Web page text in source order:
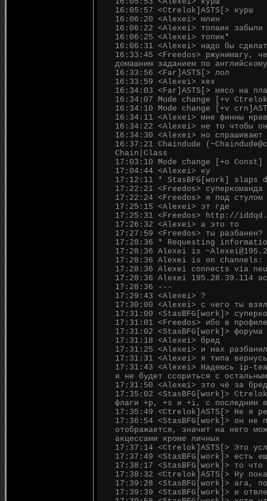
16:05:57 <Ctrelok]ASTS[> курш
16:06:20 <Alexei> млин
16:06:22 <Alexei> топаик забыли
16:06:25 <Alexei> топик*
16:06:31 <Alexei> надо бы
16:33:45 <Freedos> ржунимагу,
домашним заданием по
16:33:56 <Far]ASTS[> лол
16:33:59 <Alexei> хех
16:34:03 <Far]ASTS[> мясо на
16:34:07 Mode change [+v
16:34:10 Mode change [+v
16:34:11 <Alexei> мне финны
16:34:22 <Alexei> не то чтобы
16:34:30 <Alexei> но спрашивают
16:37:21 Chaindude
Chain|Class
17:03:10 Mode change [+o
17:04:44 <Alexei> ку
17:12:11 * StasBFG[work]
17:22:21 <Freedos> суперкоманда
17:22:24 <Freedos> я под стулом
17:25:15 <Alexei> эт где
17:25:31 <Freedos> http://
17:26:32 <Alexei> а это то
17:27:59 <Freedos> ты разбанен?
17:28:36 * Requesting
17:28:36 Alexei is
17:28:36 Alexei is on
17:28:36 Alexei connects via
17:28:36 Alexei 195.28.39.114
17:28:36 ---
17:29:43 <Alexei> ?
17:30:00 <Alexei> с чего ты взял
17:31:00 <StasBFG[work]>
17:31:01 <Freedos> ибо в
17:31:02 <StasBFG[work]> форума
17:31:18 <Alexei> бред
17:31:25 <Alexei> и нах
17:31:31 <Alexei> я типа
17:31:43 <Alexei> Надеюсь ip-
и не будет ссориться с
17:31:50 <Alexei> это чё за
17:35:02 <StasBFG[work]>
флаги +p, +s и +i, с последним
17:35:49 <Ctrelok]ASTS[> Не я
17:36:54 <StasBFG[work]> он
отображается, значит на него
акцессами кроме личных
17:37:14 <Ctrelok]ASTS[> Это
17:37:49 <StasBFG[work]> есть
17:38:17 <StasBFG[work]> то что
17:38:32 <Ctrelok]ASTS[> Ну
17:39:28 <StasBFG[work]> ага,
17:39:39 <StasBFG[work]> и